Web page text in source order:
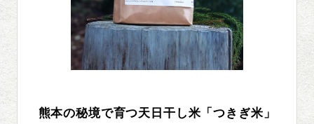
熊本の秘境で育つ天日干し米「つきぎ米」